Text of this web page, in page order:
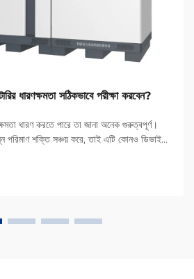
ধারণক্ষমতা সঠিকভাবে পরীক্ষা করবেন?
ধারণ করতে পারে তা জানা অনেক গুরুত্বপূর্ণ।
পরিমাণ শক্তি সঞ্চয় করে, তাই এটি কোনও ডিভাইস